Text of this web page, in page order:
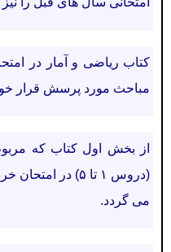
کتاب ریاضی و آمار در
مباحث مورد پرسش قرار
از بخش اول کتاب که
می گردد.